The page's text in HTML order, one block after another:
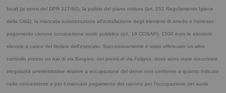
locali (ai sensi del DPR 327/80), la pulizia del piano cottura (art. 252 Regolamento Igiene
della Città), la mancata autorizzazione all’installazione degli elementi di arredo e l’omesso
pagamento canone occupazione suolo pubblico (art. 18 COSAP). 1500 euro le sanzioni
elevate a carico del titolare dell’esercizio. Successivamente è stato effettuato un altro
controllo presso un bar di via Borgaro, nei pressi di via Foligno, dove sono state riscontrate
irregolarità amministrative relative a occupazione del dehor non conforme a quanto indicato
nella concessione e per il mancato pagamento del canone per l’occupazione del suolo